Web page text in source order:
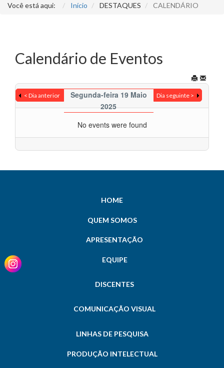
Você está aqui: Início DESTAQUES CALENDÁRIO
Calendário de Eventos
< Dia anterior
Segunda-feira 19 Maio
2025
Dia seguinte >
No events were found
HOME
QUEM SOMOS
APRESENTAÇÃO
EQUIPE
DISCENTES
COMUNICAÇÃO VISUAL
LINHAS DE PESQUISA
PRODUÇÃO INTELECTUAL